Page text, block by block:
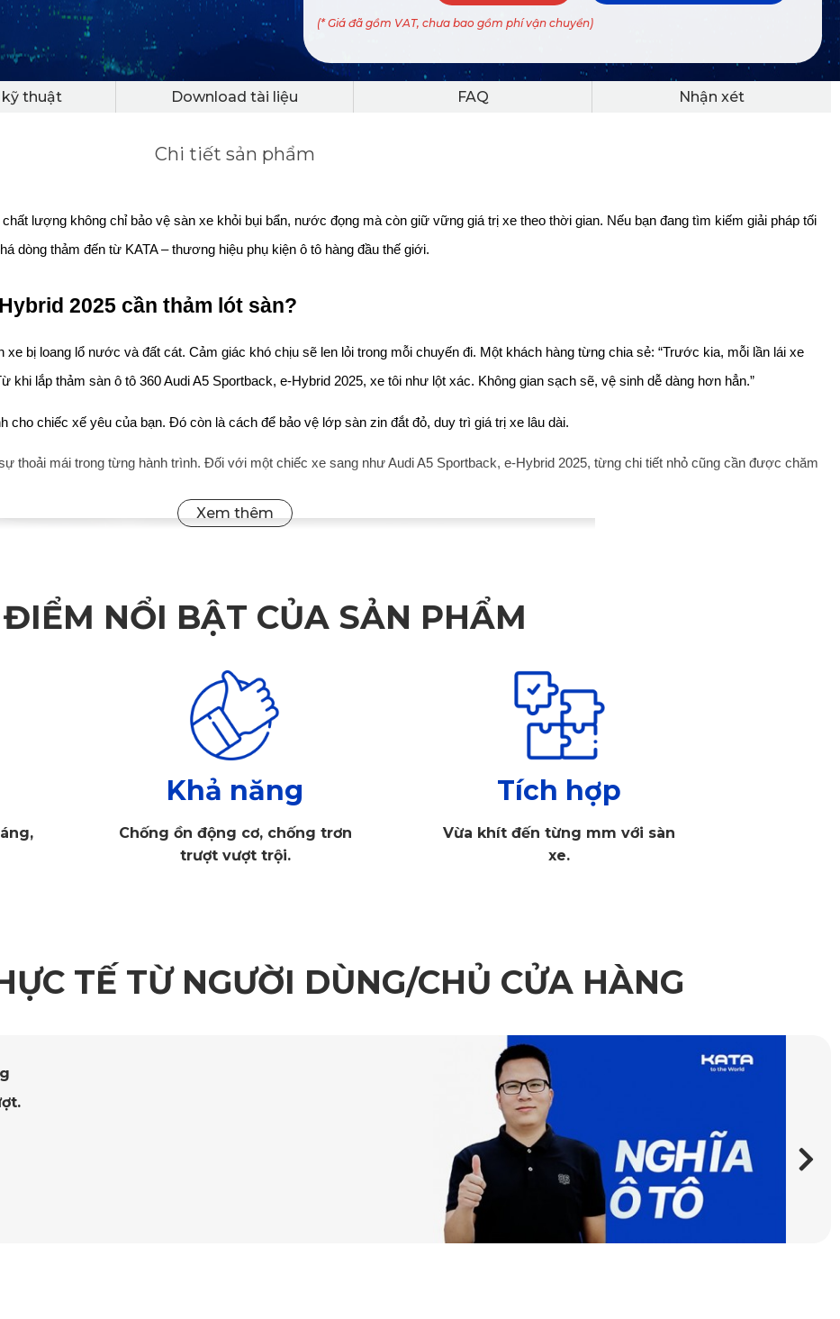
(* Giá đã gồm VAT, chưa bao gồm phí vận chuyển)
kỹ thuật Download tài liệu FAQ Nhận xét
Chi tiết sản phẩm
lượng không chỉ bảo vệ sàn xe khỏi bụi bẩn, nước đọng mà còn giữ vững giá trị xe theo thời gian. Nếu bạn đang tìm kiếm giải pháp tối
dòng thảm đến từ KATA – thương hiệu phụ kiện ô tô hàng đầu thế giới.
2025 cần thảm lót sàn?
bị loang lổ nước và đất cát. Cảm giác khó chịu sẽ len lỏi trong mỗi chuyến đi. Một khách hàng từng chia sẻ: “Trước kia, mỗi lần lái xe
lắp thảm sàn ô tô 360 Audi A5 Sportback, e-Hybrid 2025, xe tôi như lột xác. Không gian sạch sẽ, vệ sinh dễ dàng hơn hẳn.”
cho chiếc xế yêu của bạn. Đó còn là cách để bảo vệ lớp sàn zin đắt đỏ, duy trì giá trị xe lâu dài.
thoải mái trong từng hành trình. Đối với một chiếc xe sang như Audi A5 Sportback, e-Hybrid 2025, từng chi tiết nhỏ cũng cần được chăm
NỔI BẬT CỦA SẢN PHẨM
Khả năng
Chống ồn động cơ, chống trơn
trượt vượt trội.
Tích hợp
Vừa khít đến từng mm với sàn
xe.
TẾ TỪ NGƯỜI DÙNG/CHỦ CỬA HÀNG